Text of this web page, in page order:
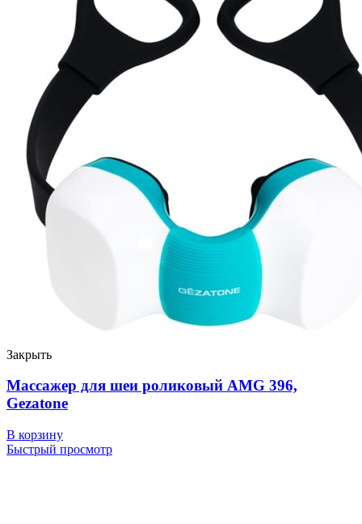
Закрыть
Массажер для шеи роликовый AMG 396,
Gezatone
В корзину
Быстрый просмотр